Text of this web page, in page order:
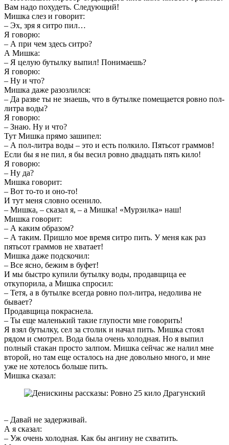
Вам надо похудеть. Следующий!
Мишка слез и говорит:
– Эх, зря я ситро пил…
Я говорю:
– А при чем здесь ситро?
А Мишка:
– Я целую бутылку выпил! Понимаешь?
Я говорю:
– Ну и что?
Мишка даже разозлился:
– Да разве ты не знаешь, что в бутылке помещается ровно пол-
литра воды?
Я говорю:
– Знаю. Ну и что?
Тут Мишка прямо зашипел:
– А пол-литра воды – это и есть полкило. Пятьсот граммов!
Если бы я не пил, я бы весил ровно двадцать пять кило!
Я говорю:
– Ну да?
Мишка говорит:
– Вот то-то и оно-то!
И тут меня словно осенило.
– Мишка, – сказал я, – а Мишка! «Мурзилка» наш!
Мишка говорит:
– А каким образом?
– А таким. Пришло мое время ситро пить. У меня как раз
пятьсот граммов не хватает!
Мишка даже подскочил:
– Все ясно, бежим в буфет!
И мы быстро купили бутылку воды, продавщица ее
откупорила, а Мишка спросил:
– Тетя, а в бутылке всегда ровно пол-литра, недолива не
бывает?
Продавщица покраснела.
– Ты еще маленький такие глупости мне говорить!
Я взял бутылку, сел за столик и начал пить. Мишка стоял
рядом и смотрел. Вода была очень холодная. Но я выпил
полный стакан просто залпом. Мишка сейчас же налил мне
второй, но там еще осталось на дне довольно много, и мне
уже не хотелось больше пить.
Мишка сказал:
– Давай не задерживай.
А я сказал:
– Уж очень холодная. Как бы ангину не схватить.